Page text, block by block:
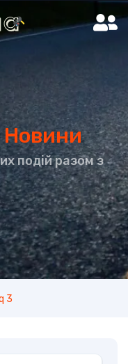
Новини
подій разом з
3